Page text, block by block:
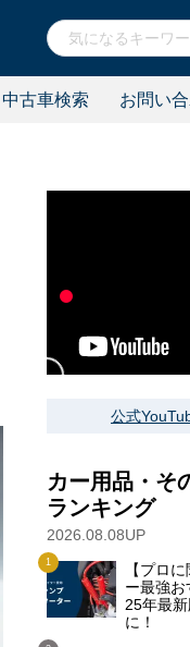
中古車検索 お問い
公式
カー用品・そ
ランキング
2026.08.08UP
【プロ
ー最強
25年最
に！